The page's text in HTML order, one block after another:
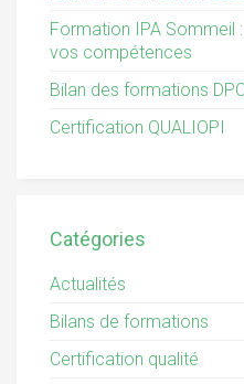
Formation IPA Sommeil
vos compétences
Bilan des formations
Certification QUALIOPI
Catégories
Actualités
Bilans de formations
Certification qualité